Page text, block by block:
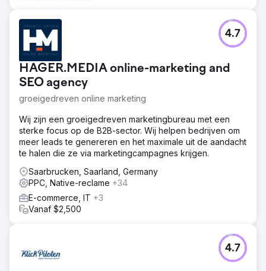
HAGER.MEDIA online-marketing and
SEO agency
groeigedreven online marketing
4.7
Wij zijn een groeigedreven marketingbureau met een
sterke focus op de B2B-sector. Wij helpen bedrijven om
meer leads te genereren en het maximale uit de aandacht
te halen die ze via marketingcampagnes krijgen.
Saarbrucken, Saarland, Germany
PPC, Native-reclame +34
E-commerce, IT +3
Vanaf $2,500
4.7